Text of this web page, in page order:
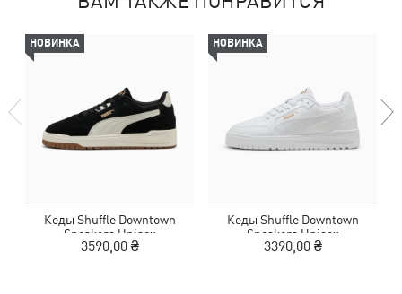
НОВИНКА
Кеды Shuffle Downtown
Sneakers Unisex
3590,00 ₴
НОВИНКА
Кеды Shuffle Downtown
Sneakers Unisex
3390,00 ₴